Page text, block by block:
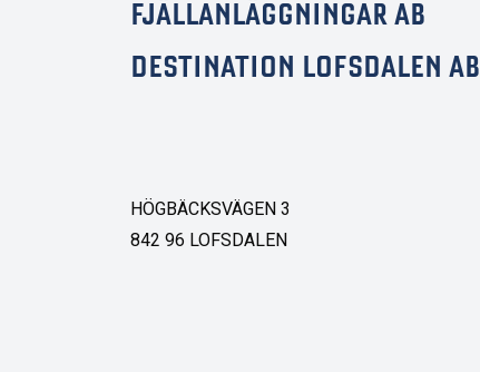
FJÄLLANLÄGGNINGAR AB
DESTINATION LOFSDALEN AB
HÖGBÄCKSVÄGEN 3
842 96 LOFSDALEN